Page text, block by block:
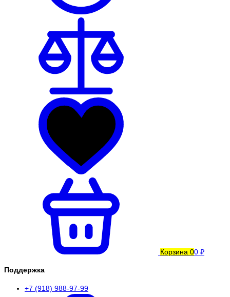
Корзина 00 ₽
Поддержка
+7 (918) 988-97-99